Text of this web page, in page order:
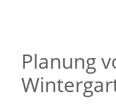
Planung